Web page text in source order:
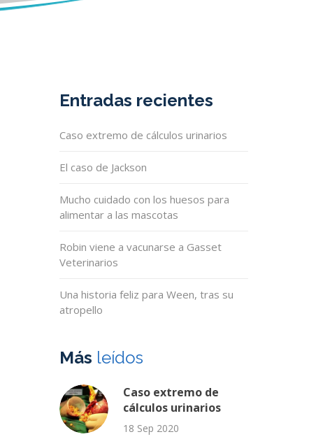
Entradas recientes
Caso extremo de cálculos urinarios
El caso de Jackson
Mucho cuidado con los huesos para
alimentar a las mascotas
Robin viene a vacunarse a Gasset
Veterinarios
Una historia feliz para Ween, tras su
atropello
Más leídos
Caso extremo de
cálculos urinarios
18 Sep 2020